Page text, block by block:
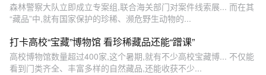
森林警察大队立即成立专案组,联合海关部门对案件线索展... 而在其
“藏品”中,就有国家保护的珍稀、濒危野生动物的...
打卡高校“宝藏”博物馆 看珍稀藏品还能“蹭课”
高校博物馆数量超过400家,这个暑期,就有不少高校宝藏博... 不仅能
看到门类齐全、丰富多样的自然藏品,还能收获不少...